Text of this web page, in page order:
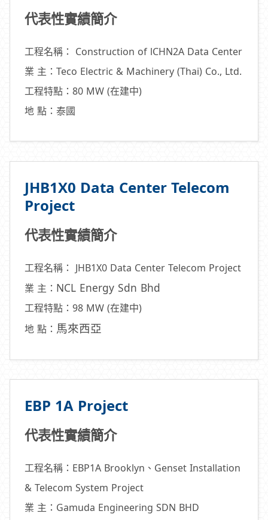
代表性實績簡介
工程名稱： Construction of lCHN2A Data Center
業 主：Teco Electric & Machinery (Thai) Co., Ltd.
工程特點：80 MW (在建中)
地 點：泰國
JHB1X0 Data Center Telecom
Project
代表性實績簡介
工程名稱： JHB1X0 Data Center Telecom Project
業 主： NCL Energy Sdn Bhd
工程特點：98 MW (在建中)
地 點： 馬來西亞
EBP 1A Project
代表性實績簡介
工程名稱：EBP1A Brooklyn、Genset Installation
& Telecom System Project
業 主：Gamuda Engineering SDN BHD